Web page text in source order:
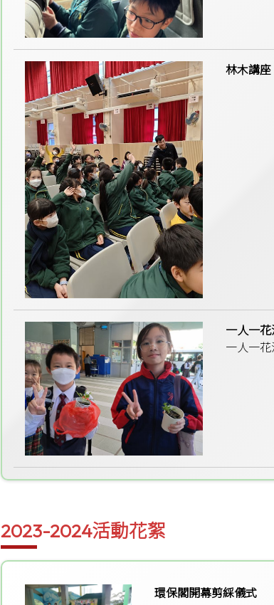
林木講座
一人一花
一人一花
2023-2024活動花絮
環保閣開幕剪綵儀式